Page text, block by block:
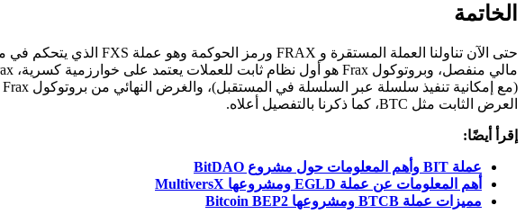
الخاتمة
العرض الثابت مثل BTC، كما ذكرنا بالتفصيل أعلاه.
إقرأ أيضًا:
عملة BIT وأهم المعلومات حول مشروع BitDAO
أهم المعلومات عن عملة EGLD ومشروعها MultiversX
مميزات عملة BTCB ومشروعها Bitcoin BEP2